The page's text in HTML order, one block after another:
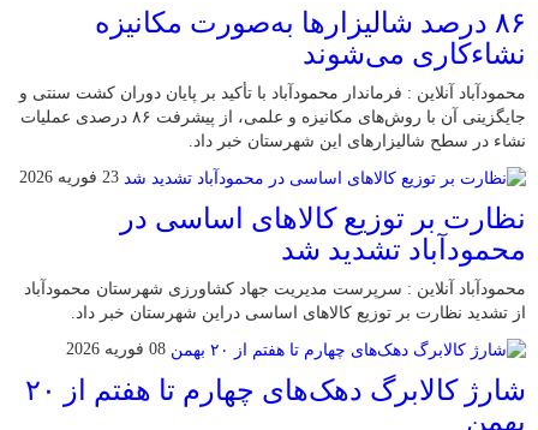
۸۶ درصد شالیزارها به‌صورت مکانیزه
نشاءکاری می‌شوند
محمودآباد آنلاین : فرماندار محمودآباد با تأکید بر پایان دوران کشت سنتی و
جایگزینی آن با روش‌های مکانیزه و علمی، از پیشرفت ۸۶ درصدی عملیات
نشاء در سطح شالیزارهای این شهرستان خبر داد.
23 فوریه 2026
نظارت بر توزیع کالا‌های اساسی در
محمودآباد تشدید شد
محمودآباد آنلاین : سرپرست مدیریت جهاد کشاورزی شهرستان محمودآباد
از تشدید نظارت بر توزیع کالا‌های اساسی دراین شهرستان خبر داد.
08 فوریه 2026
شارژ کالابرگ دهک‌های چهارم تا هفتم از ۲۰
بهمن